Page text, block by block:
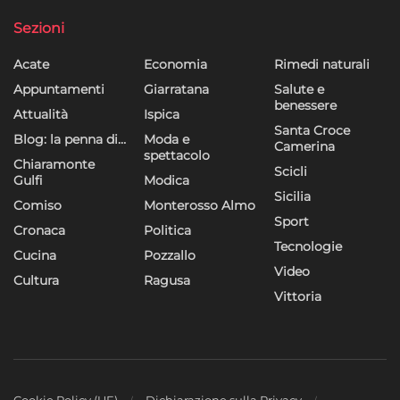
personalizzati, Sviluppare e migliorare i servizi, Utilizzare dati
Funzionalità Sempre attivo
Abbinare e combinare dati provenienti da altre
fonti di dati, Collegare diversi dispositivi,
Identificare i dispositivi in base alle informazioni
trasmesse automaticamente.
Utilizzare dati di geolocalizzazione precisi,
Riconoscere i dispositivi in base a informazioni
privacy.
Sezioni
Acate
Appuntamenti
Attualità
Blog: la penna di…
Chiaramonte
Gulfi
Comiso
Cronaca
Cucina
Cultura
Economia
Giarratana
Ispica
Moda e
spettacolo
Modica
Monterosso Almo
Politica
Pozzallo
Ragusa
Rimedi naturali
Salute e
benessere
Santa Croce
Camerina
Scicli
Sicilia
Sport
Tecnologie
Video
Vittoria